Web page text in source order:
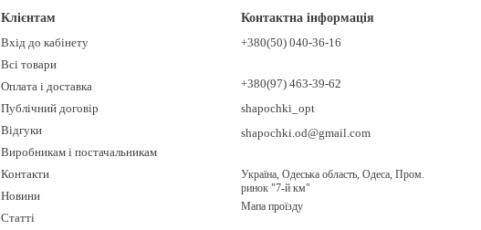
Клієнтам
Вхід до кабінету
Всі товари
Оплата і доставка
Публічний договір
Відгуки
Виробникам і постачальникам
Контакти
Новини
Статті
Контактна інформація
+380(50) 040-36-16
+380(97) 463-39-62
shapochki_opt
shapochki.od@gmail.com
Україна, Одеська область, Одеса, Пром.
ринок "7-й км"
Мапа проїзду